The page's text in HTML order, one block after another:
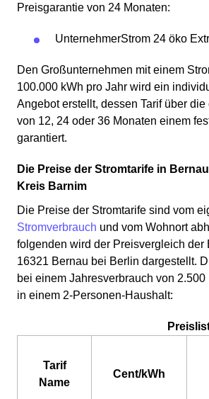
Preisgarantie von 24 Monaten:
Unternehmer­Strom 24 öko
Den Großunternehmen mit einem
100.000 kWh pro Jahr wird ein
Angebot erstellt, dessen Tarif über
von 12, 24 oder 36 Monaten einem
garantiert.
Die Preise der Stromtarife in
Kreis Barnim
Die Preise der Stromtarife sind vom
Stromverbrauch und vom Wohnort
folgenden wird der Preisvergleich der
16321 Bernau bei Berlin dargestellt.
bei einem Jahresverbrauch von
in einem 2-Personen-Haushalt:
Tarif
Name
Cent/kWh